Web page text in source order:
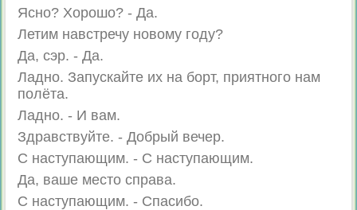
Ясно? Хорошо? - Да.
Летим навстречу новому году?
Да, сэр. - Да.
Ладно. Запускайте их на борт, приятного нам
полёта.
Ладно. - И вам.
Здравствуйте. - Добрый вечер.
С наступающим. - С наступающим.
Да, ваше место справа.
С наступающим. - Спасибо.